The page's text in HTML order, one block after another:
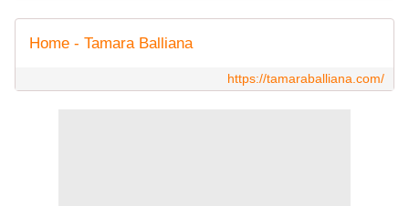
Home - Tamara Balliana
https://tamaraballiana.com/